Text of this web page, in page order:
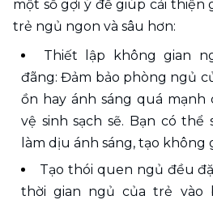
một số gợi ý để giúp cải thiện
trẻ ngủ ngon và sâu hơn:
Thiết lập không gian
đãng: Đảm bảo phòng ngủ
ồn hay ánh sáng quá
vệ sinh sạch sẽ. Bạn có
làm dịu ánh sáng, tạo không
Tạo thói quen ngủ đều
thời gian ngủ của trẻ vào